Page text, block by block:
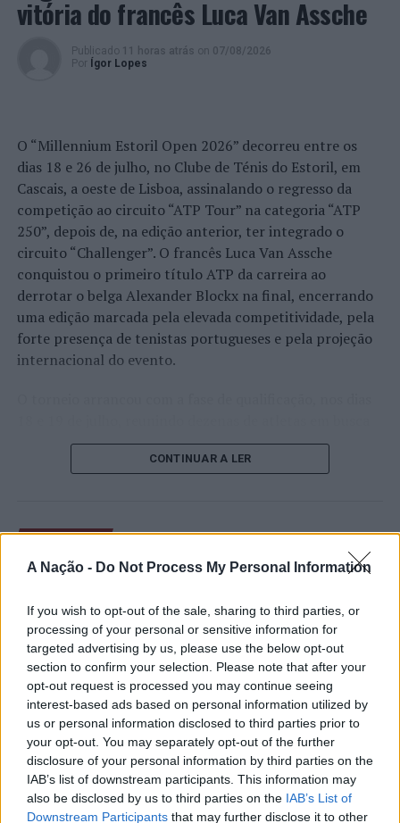
A Nação - Do Not Process My Personal Information
If you wish to opt-out of the sale, sharing to third parties, or
processing of your personal or sensitive information for
targeted advertising by us, please use the below opt-out
section to confirm your selection. Please note that after your
opt-out request is processed you may continue seeing
interest-based ads based on personal information utilized by
us or personal information disclosed to third parties prior to
your opt-out. You may separately opt-out of the further
disclosure of your personal information by third parties on the
IAB’s list of downstream participants. This information may
also be disclosed by us to third parties on the IAB’s List of
Downstream Participants that may further disclose it to other
vitória do francês Luca Van Assche
Publicado 11 horas atrás on 07/08/2026
Por
Ígor Lopes
O “Millennium Estoril Open 2026” decorreu entre os
dias 18 e 26 de julho, no Clube de Ténis do Estoril, em
Cascais, a oeste de Lisboa, assinalando o regresso da
competição ao circuito “ATP Tour” na categoria “ATP
250”, depois de, na edição anterior, ter integrado o
circuito “Challenger”. O francês Luca Van Assche
conquistou o primeiro título ATP da carreira ao
derrotar o belga Alexander Blockx na final, encerrando
uma edição marcada pela elevada competitividade, pela
forte presença de tenistas portugueses e pela projeção
internacional do evento.
de um lugar no quadro principal. A cerimónia de
abertura contou com a presença do presidente da
início de uma competição que voltou a colocar o
ténis.
Apesar das desistências de última hora de jogadores
como Casper Ruud (Noruega), Alejandro Davidovich
Fokina (Espanha) e Matteo Arnaldi (Itália), a prova
apresentou um quadro competitivo de elevado nível,
liderado pelo russo Andrey Rublev, primeiro cabeça de
série, pelo italiano Luciano Darderi, pelo chileno
Alejandro Tabilo e pelo belga Alexander Blockx.
Um dos momentos mais aguardados da semana foi
também o regresso do suíço Stan Wawrinka ao Estoril,
integrado na digressão de despedida do antigo vencedor
CONTINUAR A LER
ATUALIDADE
Castelo Branco: “Bienal
Internacional de Artes e Ofícios”
promete afirmar artesanato,
património e inovação como
“motores de desenvolvimento
económico e cultural” do município
português
Publicado 17 horas atrás on
07/08/2026
Por Ígor Lopes